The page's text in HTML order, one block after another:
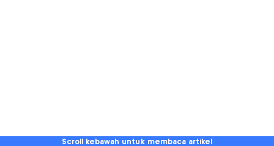
Scroll kebawah untuk membaca artikel